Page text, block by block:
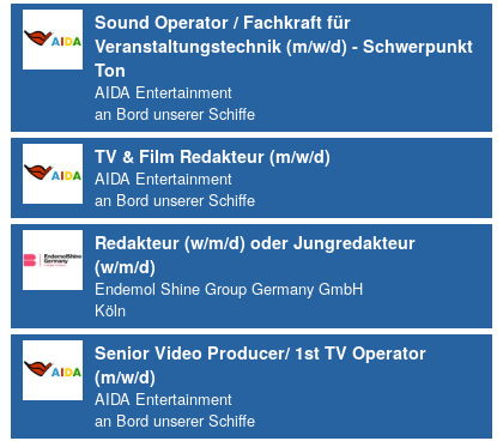
Sound Operator / Fachkraft für
Veranstaltungstechnik (m/w/d) - Schwerpunkt
Ton
AIDA Entertainment
an Bord unserer Schiffe
TV & Film Redakteur (m/w/d)
AIDA Entertainment
an Bord unserer Schiffe
Redakteur (w/m/d) oder Jungredakteur
(w/m/d)
Endemol Shine Group Germany GmbH
Köln
Senior Video Producer/ 1st TV Operator
(m/w/d)
AIDA Entertainment
an Bord unserer Schiffe